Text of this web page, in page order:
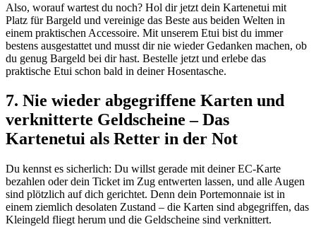
Also, worauf wartest du noch? Hol dir jetzt dein Kartenetui mit
Platz für Bargeld und vereinige das Beste aus beiden Welten in
einem praktischen Accessoire. Mit unserem Etui bist du immer
bestens ausgestattet und musst dir nie wieder Gedanken machen, ob
du genug Bargeld bei dir hast. Bestelle jetzt und erlebe das
praktische Etui schon bald in deiner Hosentasche.
7. Nie wieder abgegriffene Karten und
verknitterte Geldscheine – Das
Kartenetui als Retter in der Not
Du kennst es sicherlich: Du willst gerade mit deiner EC-Karte
bezahlen oder dein Ticket im Zug entwerten lassen, und alle Augen
sind plötzlich auf dich gerichtet. Denn dein Portemonnaie ist in
einem ziemlich desolaten Zustand – die Karten sind abgegriffen, das
Kleingeld fliegt herum und die Geldscheine sind verknittert.